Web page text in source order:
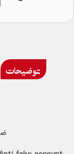
توضیحات